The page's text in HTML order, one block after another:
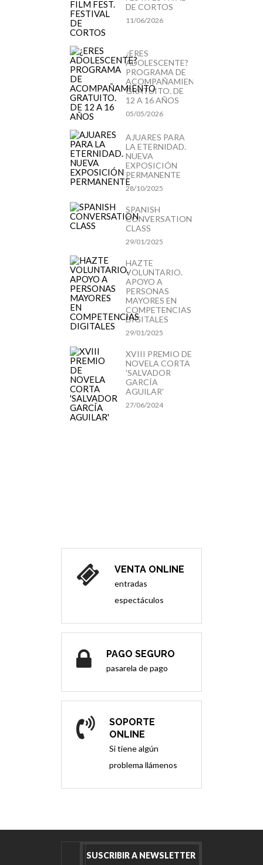
DE CORTOS
11/06/2026
¿ERES
ADOLESCENTE?
PROGRAMA DE
ACOMPAÑAMIENTO
GRATUITO. DE
12 A 16 AÑOS
05/05/2026
AJUARES PARA
LA ETERNIDAD.
NUEVA
EXPOSICIÓN
PERMANENTE
28/10/2025
SPANISH
CONVERSATION
CLASS
29/01/2025
HAZTE
VOLUNTARIO.
APOYO A
PERSONAS
MAYORES EN
COMPETENCIAS
DIGITALES
29/01/2025
XVIII PREMIO DE
NOVELA CORTA
'SALVADOR
GARCÍA
AGUILAR'
27/06/2024
VENTA ONLINE
entradas
espectáculos
PAGO SEGURO
pasarela de pago
SOPORTE
ONLINE
Si tiene algún
problema llámenos